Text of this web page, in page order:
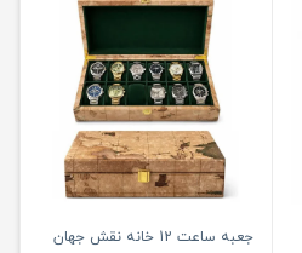
جعبه ساعت 12 خانه نقش جهان